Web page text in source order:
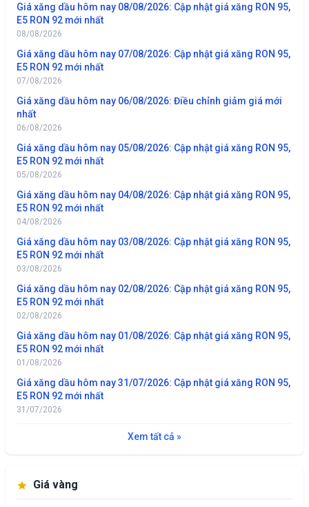
Giá xăng dầu hôm nay 08/08/2026: Cập nhật giá xăng RON 95,
E5 RON 92 mới nhất
08/08/2026
Giá xăng dầu hôm nay 07/08/2026: Cập nhật giá xăng RON 95,
E5 RON 92 mới nhất
07/08/2026
Giá xăng dầu hôm nay 06/08/2026: Điều chỉnh giảm giá mới
nhất
06/08/2026
Giá xăng dầu hôm nay 05/08/2026: Cập nhật giá xăng RON 95,
E5 RON 92 mới nhất
05/08/2026
Giá xăng dầu hôm nay 04/08/2026: Cập nhật giá xăng RON 95,
E5 RON 92 mới nhất
04/08/2026
Giá xăng dầu hôm nay 03/08/2026: Cập nhật giá xăng RON 95,
E5 RON 92 mới nhất
03/08/2026
Giá xăng dầu hôm nay 02/08/2026: Cập nhật giá xăng RON 95,
E5 RON 92 mới nhất
02/08/2026
Giá xăng dầu hôm nay 01/08/2026: Cập nhật giá xăng RON 95,
E5 RON 92 mới nhất
01/08/2026
Giá xăng dầu hôm nay 31/07/2026: Cập nhật giá xăng RON 95,
E5 RON 92 mới nhất
31/07/2026
Xem tất cả »
Giá vàng